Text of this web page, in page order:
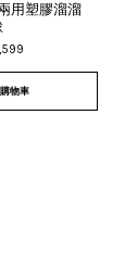
用塑膠溜溜
物車